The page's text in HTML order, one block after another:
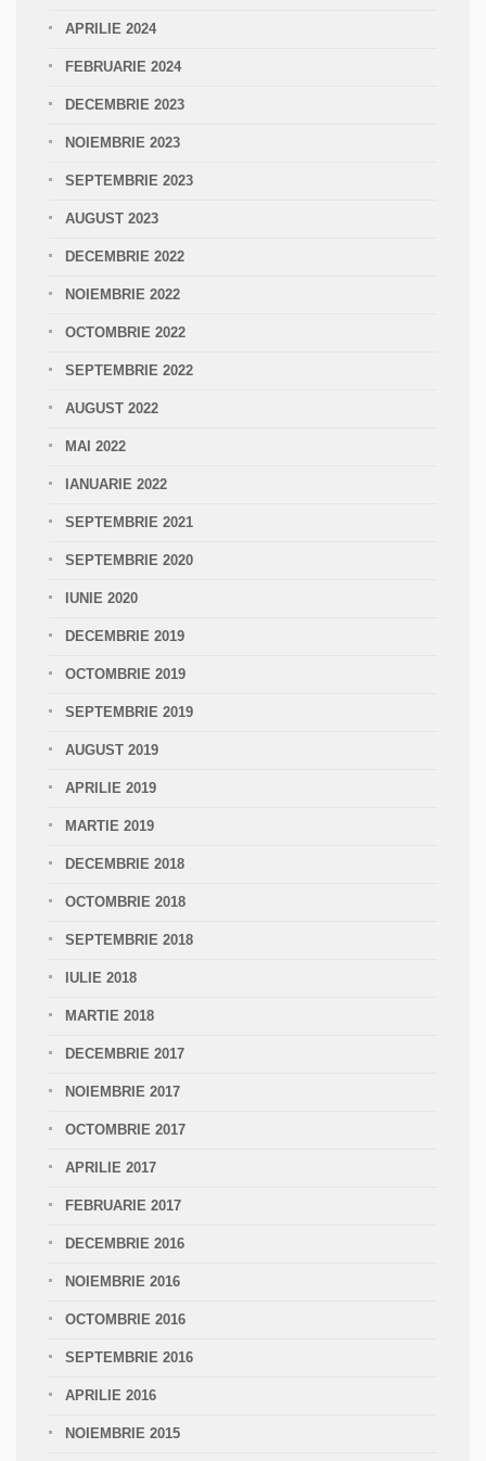
APRILIE 2024
FEBRUARIE 2024
DECEMBRIE 2023
NOIEMBRIE 2023
SEPTEMBRIE 2023
AUGUST 2023
DECEMBRIE 2022
NOIEMBRIE 2022
OCTOMBRIE 2022
SEPTEMBRIE 2022
AUGUST 2022
MAI 2022
IANUARIE 2022
SEPTEMBRIE 2021
SEPTEMBRIE 2020
IUNIE 2020
DECEMBRIE 2019
OCTOMBRIE 2019
SEPTEMBRIE 2019
AUGUST 2019
APRILIE 2019
MARTIE 2019
DECEMBRIE 2018
OCTOMBRIE 2018
SEPTEMBRIE 2018
IULIE 2018
MARTIE 2018
DECEMBRIE 2017
NOIEMBRIE 2017
OCTOMBRIE 2017
APRILIE 2017
FEBRUARIE 2017
DECEMBRIE 2016
NOIEMBRIE 2016
OCTOMBRIE 2016
SEPTEMBRIE 2016
APRILIE 2016
NOIEMBRIE 2015